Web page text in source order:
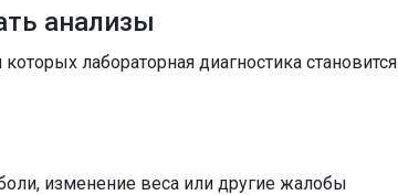
анализы
лабораторная диагностика становится
изменение веса или другие жалобы